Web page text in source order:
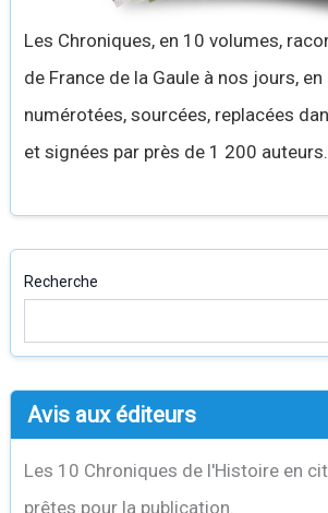
Les Chroniques, en 10 volumes,
de France de la Gaule à nos jours,
numérotées, sourcées, replacées
et signées par près de 1 200 auteurs.
Recherche
Avis aux éditeurs
Les 10 Chroniques de l'Histoire en
prêtes pour la publication.